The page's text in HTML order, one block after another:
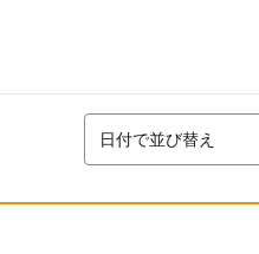
/>
並び替え
日付で並び替え